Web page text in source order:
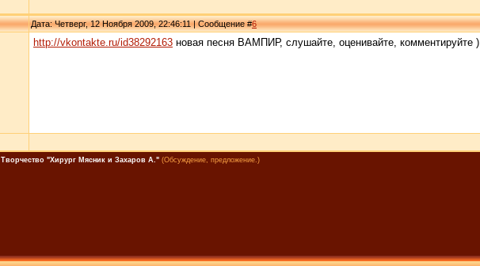
Дата: Четверг, 12 Ноября 2009, 22:46:11 | Сообщение #6
http://vkontakte.ru/id38292163 новая песня ВАМПИР, слушайте, оценивайте, комментируйте )
Творчество "Хирург Мясник и Захаров А." (Обсуждение, предложение.)